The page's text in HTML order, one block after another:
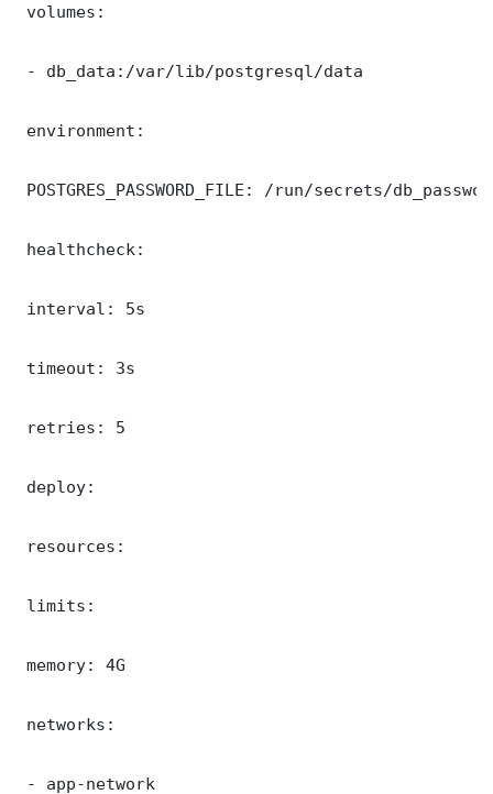
volumes:
- db_data:/var/lib/postgresql/data
environment:
POSTGRES_PASSWORD_FILE: /run/secrets/
healthcheck:
interval: 5s
timeout: 3s
retries: 5
deploy:
resources:
limits:
memory: 4G
networks:
- app-network